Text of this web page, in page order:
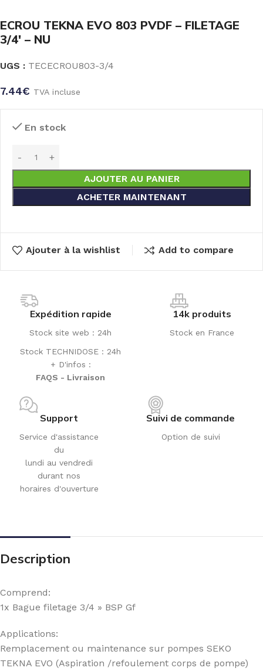
ECROU TEKNA EVO 803 PVDF – FILETAGE
3/4′ – NU
UGS : TECECROU803-3/4
7.44€ TVA incluse
En stock
AJOUTER AU PANIER
ACHETER MAINTENANT
Ajouter à la wishlist Add to compare
Expédition rapide
Stock site web : 24h
Stock TECHNIDOSE : 24h
+ D'infos :
FAQS - Livraison
14k produits
Stock en France
Support
Service d'assistance
du
lundi au vendredi
durant nos
horaires d'ouverture
Suivi de commande
Option de suivi
Description
Comprend:
1x Bague filetage 3/4 » BSP Gf
Applications:
Remplacement ou maintenance sur pompes SEKO
TEKNA EVO (Aspiration /refoulement corps de pompe)